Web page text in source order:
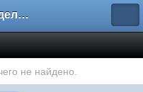
Форум владельцев интернет-магазинов
не найдено.